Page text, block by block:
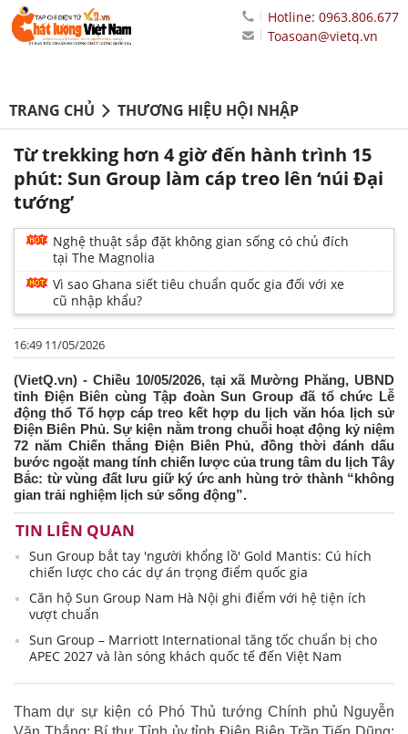
Hotline: 0963.806.677
Toasoan@vietq.vn
TRANG CHỦ THƯƠNG HIỆU HỘI NHẬP
Từ trekking hơn 4 giờ đến hành trình 15
phút: Sun Group làm cáp treo lên ‘núi Đại
tướng’
Nghệ thuật sắp đặt không gian sống có chủ đích
tại The Magnolia
Vì sao Ghana siết tiêu chuẩn quốc gia đối với xe
cũ nhập khẩu?
16:49 11/05/2026
(VietQ.vn) - Chiều 10/05/2026, tại xã Mường Phăng, UBND
tỉnh Điện Biên cùng Tập đoàn Sun Group đã tổ chức Lễ
động thổ Tổ hợp cáp treo kết hợp du lịch văn hóa lịch sử
Điện Biên Phủ. Sự kiện nằm trong chuỗi hoạt động kỷ niệm
72 năm Chiến thắng Điện Biên Phủ, đồng thời đánh dấu
bước ngoặt mang tính chiến lược của trung tâm du lịch Tây
Bắc: từ vùng đất lưu giữ ký ức anh hùng trở thành “không
gian trải nghiệm lịch sử sống động”.
TIN LIÊN QUAN
Sun Group bắt tay 'người khổng lồ' Gold Mantis: Cú hích
chiến lược cho các dự án trọng điểm quốc gia
Căn hộ Sun Group Nam Hà Nội ghi điểm với hệ tiện ích
vượt chuẩn
Sun Group – Marriott International tăng tốc chuẩn bị cho
APEC 2027 và làn sóng khách quốc tế đến Việt Nam
Tham dự sự kiện có Phó Thủ tướng Chính phủ Nguyễn